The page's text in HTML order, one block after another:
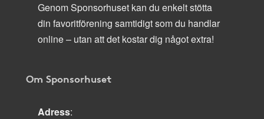
Genom Sponsorhuset kan du enkelt stötta
din favoritförening samtidigt som du handlar
online – utan att det kostar dig något extra!
Om Sponsorhuset
Adress: